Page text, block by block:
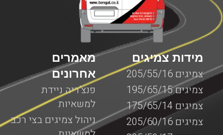
מאמרים
אחרונים
פנצ’ריה ניידת
למשאיות
ניהול צמיגים בצי רכב
מידות צמיגים
צמיגים 205/55/16
צמיגים 195/65/15
צמיגים 175/65/14
צמיגים 205/60/16